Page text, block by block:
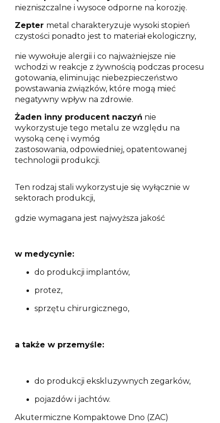
niezniszczalne i wysoce odporne na korozję.
Zepter metal charakteryzuje wysoki stopień
czystości ponadto jest to materiał ekologiczny,
nie wywołuje alergii i co najważniejsze nie
wchodzi w reakcje z żywnością podczas procesu
gotowania, eliminując niebezpieczeństwo
powstawania związków, które mogą mieć
negatywny wpływ na zdrowie.
Żaden inny producent naczyń nie
wykorzystuje tego metalu ze względu na
wysoką cenę i wymóg
zastosowania, odpowiedniej, opatentowanej
technologii produkcji.
Ten rodzaj stali wykorzystuje się wyłącznie w
sektorach produkcji,
gdzie wymagana jest najwyższa jakość
w medycynie:
do produkcji implantów,
protez,
sprzętu chirurgicznego,
a także w przemyśle:
do produkcji ekskluzywnych zegarków,
pojazdów i jachtów.
Akutermiczne Kompaktowe Dno (ZAC)